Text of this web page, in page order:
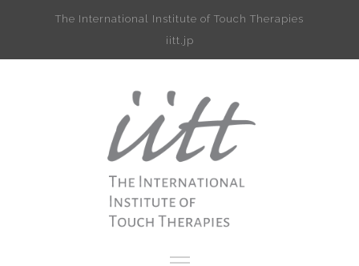
The International Institute of Touch Therapies
iitt.jp